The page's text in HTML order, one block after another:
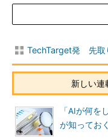
TechTarget発 先取
新しい連
「AIが何
が知ってお